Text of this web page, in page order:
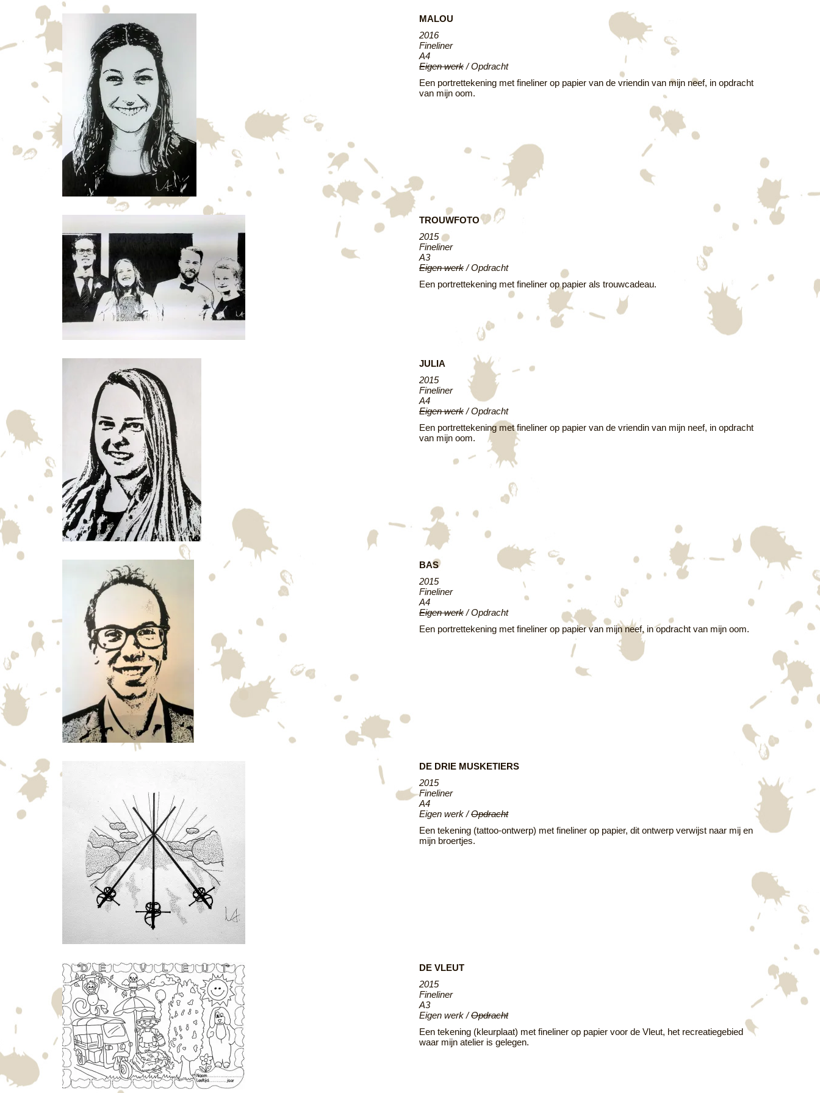
MALOU
2016
Fineliner
A4
Eigen werk/ Opdracht
Een portrettekening met fineliner op papier van de vriendin van mijn neef, in opdracht
van mijn oom.
TROUWFOTO
2015
Fineliner
A3
Eigen werk/ Opdracht
Een portrettekening met fineliner op papier als trouwcadeau.
JULIA
2015
Fineliner
A4
Eigen werk/ Opdracht
Een portrettekening met fineliner op papier van de vriendin van mijn neef, in opdracht
van mijn oom.
BAS
2015
Fineliner
A4
Eigen werk/ Opdracht
Een portrettekening met fineliner op papier van mijn neef, in opdracht van mijn oom.
DE DRIE MUSKETIERS
2015
Fineliner
A4
Eigen werk /Opdracht
Een tekening (tattoo-ontwerp) met fineliner op papier, dit ontwerp verwijst naar mij en
mijn broertjes.
DE VLEUT
2015
Fineliner
A3
Eigen werk /Opdracht
Een tekening (kleurplaat) met fineliner op papier voor de Vleut, het recreatiegebied
waar mijn atelier is gelegen.